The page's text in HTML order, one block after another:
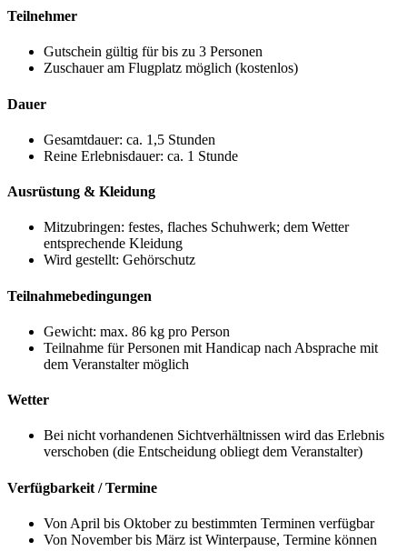
Teilnehmer
Gutschein gültig für bis zu 3 Personen
Zuschauer am Flugplatz möglich (kostenlos)
Dauer
Gesamtdauer: ca. 1,5 Stunden
Reine Erlebnisdauer: ca. 1 Stunde
Ausrüstung & Kleidung
Mitzubringen: festes, flaches Schuhwerk; dem Wetter
entsprechende Kleidung
Wird gestellt: Gehörschutz
Teilnahmebedingungen
Gewicht: max. 86 kg pro Person
Teilnahme für Personen mit Handicap nach Absprache mit
dem Veranstalter möglich
Wetter
Bei nicht vorhandenen Sichtverhältnissen wird das Erlebnis
verschoben (die Entscheidung obliegt dem Veranstalter)
Verfügbarkeit / Termine
Von April bis Oktober zu bestimmten Terminen verfügbar
Von November bis März ist Winterpause, Termine können